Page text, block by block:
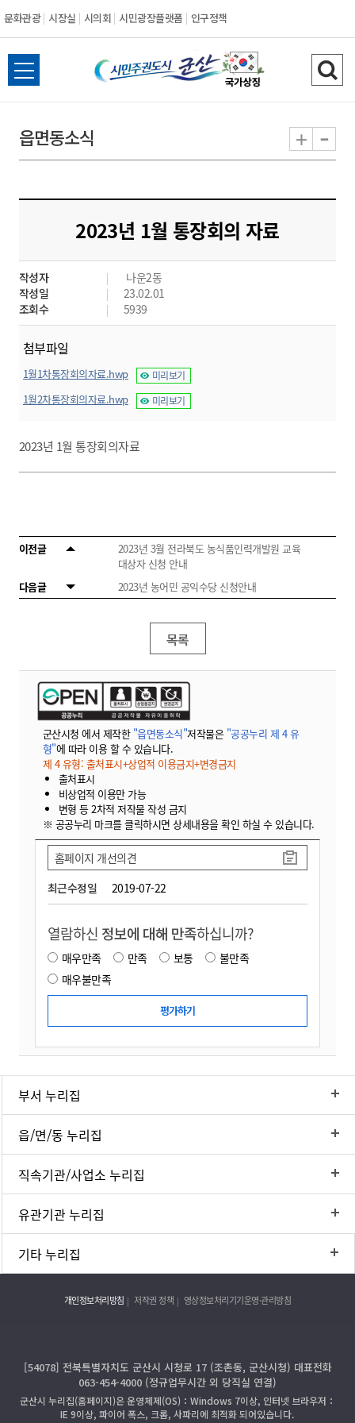
문화관광 시장실 시의회 시민광장플랫폼 인구정책
시
민
도
시
군
산
전
체
뉴
열
검
색
기
읍면동소식 + -
2023년 1월 통장회의 자료
작성자
나운2동
작성일
23.02.01
조회수
5939
첨부파일
1월1차통장회의자료.hwp 미리보기
1월2차통장회의자료.hwp 미리보기
2023년 1월 통장회의자료
이전글
2023년 3월 전라북도 농식품인력개발원 교육
대상자 신청 안내
다음글
2023년 농어민 공익수당 신청안내
목록
군산시청 에서 제작한 "읍면동소식"저작물은 "공공누리 제 4 유
형"에 따라 이용 할 수 있습니다.
제 4 유형: 출처표시+상업적 이용금지+변경금지
출처표시
비상업적 이용만 가능
변형 등 2차적 저작물 작성 금지
※ 공공누리 마크를 클릭하시면 상세내용을 확인 하실 수 있습니다.
최근수정일 2019-07-22
홈페이지 개선의견
열람하신 정보에 대해 만족하십니까?
매우만족 만족 보통
불만족
매우불만족
부서 누리집
읍/면/동 누리집
직속기관/사업소 누리집
유관기관 누리집
기타 누리집
개인정보처리방침 저작권 정책 영상정보처리기기운영·관리방침
[54078] 전북특별자치도 군산시 시청로 17 (조촌동, 군산시청) 대표전화
063-454-4000 (정규업무시간 외 당직실 연결)
군산시 누리집(홈페이지)은 운영체제(OS)：Windows 7이상, 인터넷 브라우저：
IE 9이상, 파이어 폭스, 크롬, 사파리에 최적화 되어있습니다.